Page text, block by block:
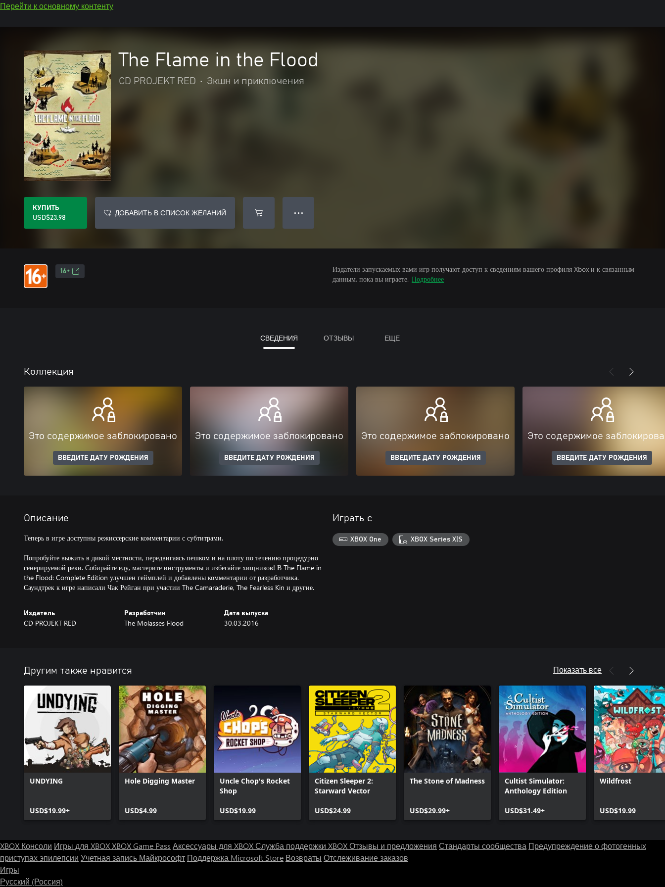
Перейти к основному контенту
The Flame in the Flood
CD PROJEKT RED • Экшн и приключения
КУПИТЬ
USD$23.98
ДОБАВИТЬ В СПИСОК ЖЕЛАНИЙ ● ● ●
16+
Издатели запускаемых вами игр получают доступ к сведениям вашего профиля Xbox и к связанным
данным, пока вы играете. Подробнее
СВЕДЕНИЯ ОТЗЫВЫ ЕЩЕ
Коллекция
Это содержимое заблокировано
ВВЕДИТЕ ДАТУ РОЖДЕНИЯ
Это содержимое заблокировано
ВВЕДИТЕ ДАТУ РОЖДЕНИЯ
Это содержимое заблокировано
ВВЕДИТЕ ДАТУ РОЖДЕНИЯ
Это содержимое
ВВЕДИТЕ ДАТУ РОЖДЕНИЯ
Описание
Теперь в игре доступны режиссерские комментарии с субтитрами.
Попробуйте выжить в дикой местности, передвигаясь пешком и на плоту по течению процедурно
генерируемой реки. Собирайте еду, мастерите инструменты и избегайте хищников! В The Flame in
the Flood: Complete Edition улучшен геймплей и добавлены комментарии от разработчика.
Саундтрек к игре написали Чак Рейган при участии The Camaraderie, The Fearless Kin и другие.
Издатель
CD PROJEKT RED
Разработчик
The Molasses Flood
Дата выпуска
30.03.2016
Играть с
XBOX One XBOX Series X|S
Другим также нравится Показать все
UNDYING
USD$19.99+
Hole Digging Master
USD$4.99
Uncle Chop's Rocket
Shop
USD$19.99
Citizen Sleeper 2:
Starward Vector
USD$24.99
The Stone of Madness
USD$29.99+
Cultist Simulator:
Anthology Edition
USD$31.49+
Wildfrost
USD$19.99
XBOX Консоли Игры для XBOXXBOX Game Pass Аксессуары для XBOXСлужба поддержки XBOXОтзывы и предложения Стандарты сообщества Предупреждение о фотогенных
приступах эпилепсии Учетная запись Майкрософт Поддержка Microsoft Store Возвраты Отслеживание заказов
Игры
Русский (Россия)